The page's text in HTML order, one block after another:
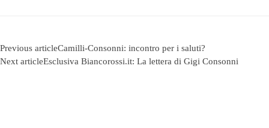
Previous articleCamilli-Consonni: incontro per i saluti?
Next articleEsclusiva Biancorossi.it: La lettera di Gigi Consonni